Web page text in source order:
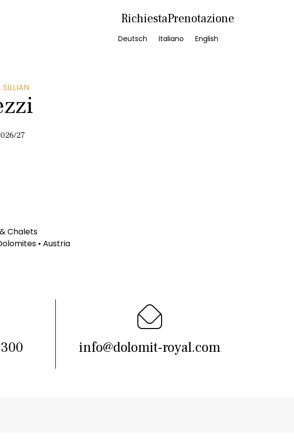
RichiestaPrenotazione
Deutsch Italiano English
27
Chalets
• Austria
info@dolomit-royal.com